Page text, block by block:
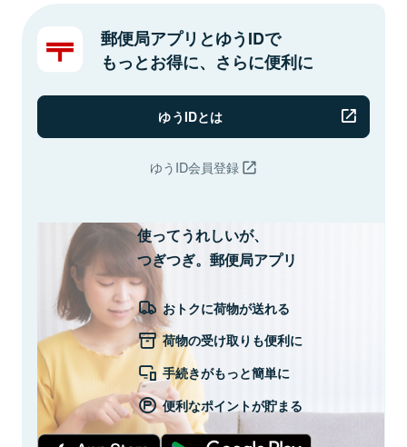
郵便局アプリとゆうIDで
もっとお得に、さらに便利に
ゆうIDとは
ゆうID会員登録
使ってうれしいが、
つぎつぎ。郵便局アプリ
おトクに荷物が送れる
荷物の受け取りも便利に
手続きがもっと簡単に
便利なポイントが貯まる